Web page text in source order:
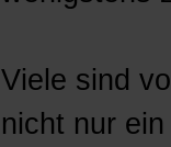
Viele sind
nicht nur